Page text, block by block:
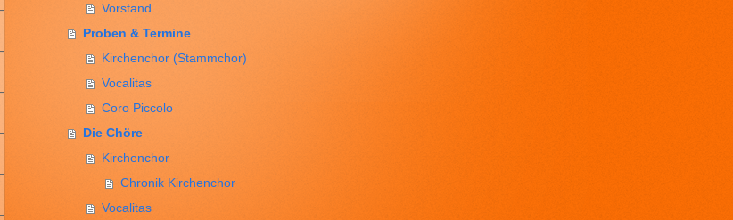
Vorstand
Proben & Termine
Kirchenchor (Stammchor)
Vocalitas
Coro Piccolo
Die Chöre
Kirchenchor
Chronik Kirchenchor
Vocalitas